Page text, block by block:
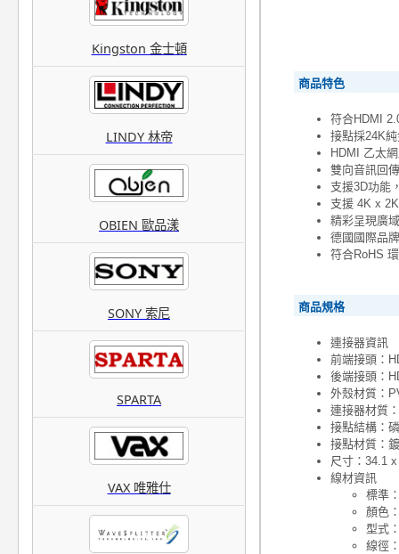
Kingston 金士頓
LINDY 林帝
OBIEN 歐品漾
SONY 索尼
SPARTA
VAX 唯雅仕
商品特色
符合HDMI
接點採24K
HDMI 乙太
雙向音訊回
支援3D功能
支援 4K x
精彩呈現廣
德國國際品
符合RoHS
商品規格
連接器資訊
前端接頭：
後端接頭：
外殼材質：
連接器材質
接點結構：
接點材質：
尺寸：34.1
線材資訊
標準
顏色
型式
線徑